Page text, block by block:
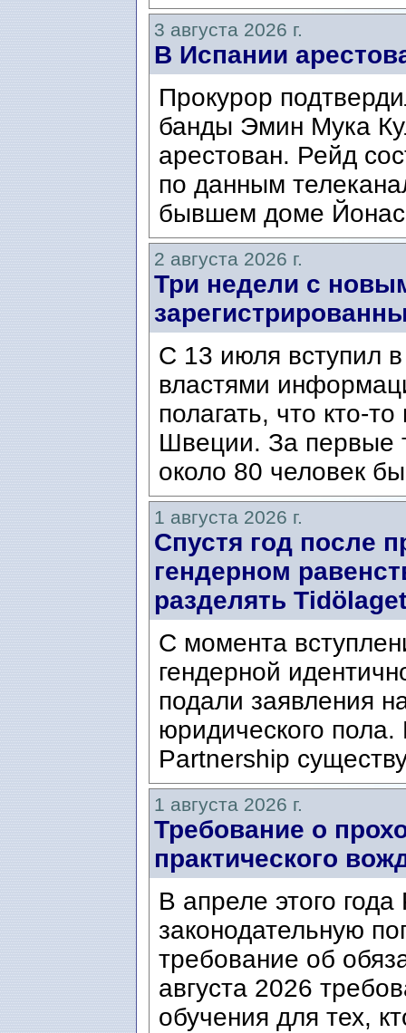
3 августа 2026 г.
В Испании
Прокурор
банды Эмин Мука
арестован. Рейд
по данным
бывшем доме
2 августа 2026 г.
Три недели с
С 13 июля вступил
властями
полагать, что кто-
Швеции. За первые
около 80 человек
1 августа 2026 г.
Спустя год после
гендерном
разделять
С момента
гендерной
подали заявления
юридического
Partnership
1 августа 2026 г.
Требование о
практического
В апреле этого
законодательную
требование об
августа 2026
обучения для тех,